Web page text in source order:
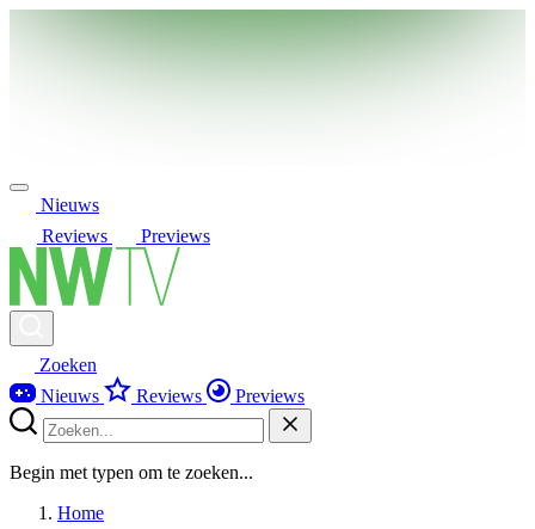
Nieuws
Reviews
Previews
Zoeken
Nieuws
Reviews Previews
Begin met typen om te zoeken...
Home